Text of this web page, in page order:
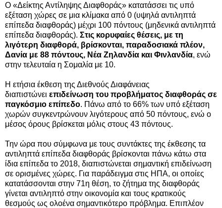
Ο «Δείκτης Αντίληψης Διαφθοράς» κατατάσσει τις υπό
εξέταση χώρες σε μια κλίμακα από 0 (υψηλά αντιληπτά
επίπεδα διαφθοράς) μέχρι 100 πόντους (μηδενικά αντιληπτά
επίπεδα διαφθοράς). Στις κορυφαίες θέσεις, με τη
λιγότερη διαφθορά, βρίσκονται, παραδοσιακά πλέον,
Δανία με 88 πόντους, Νέα Ζηλανδία και Φινλανδία, ενώ
στην τελευταία η Σομαλία με 10.
Η ετήσια έκθεση της Διεθνούς Διαφάνειας
διαπιστώνει επιδείνωση του προβλήματος διαφθοράς σε
παγκόσμιο επίπεδο. Πάνω από το 66% των υπό εξέταση
χωρών συγκεντρώνουν λιγότερους από 50 πόντους, ενώ ο
μέσος όρους βρίσκεται μόλις στους 43 πόντους.
Την ώρα που σύμφωνα με τους συντάκτες της έκθεσης τα
αντιληπτά επίπεδα διαφθοράς βρίσκονται πάνω κάτω στα
ίδια επίπεδα το 2018, διαπιστώνεται σημαντική επιδείνωση
σε ορισμένες χώρες. Για παράδειγμα στις ΗΠΑ, οι οποίες
κατατάσσονται στην 71η θέση, το ζήτημα της διαφθοράς
γίνεται αντιληπτό στην οικονομία και τους κρατικούς
θεσμούς ως ολοένα σημαντικότερο πρόβλημα. Επιπλέον